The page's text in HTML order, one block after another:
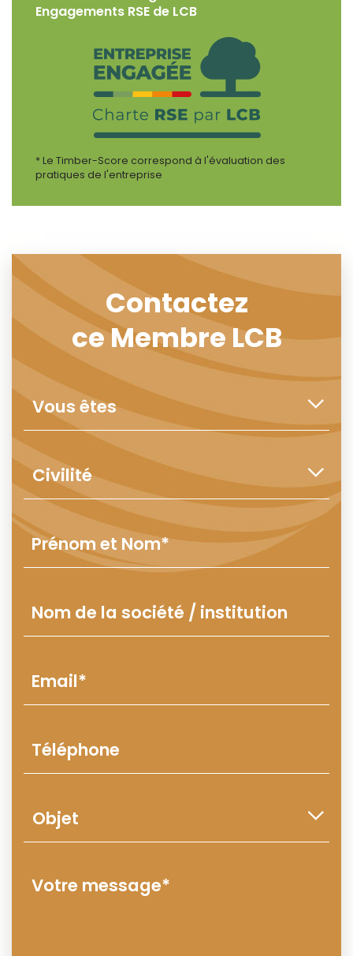
Engagements RSE de LCB
* Le Timber-Score correspond à l'évaluation des
pratiques de l'entreprise
Contactez
ce Membre LCB